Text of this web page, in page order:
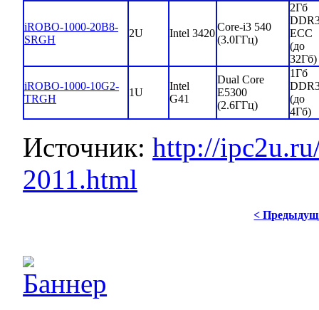
iROBO-1000-20B8-
SRGH
2U Intel 3420
Core-i3 540
(3.0ГГц)
2Гб
ECC
(до
32Гб)
iROBO-1000-10G2-
TRGH
1U
Intel
G41
Dual Core
E5300
(2.6ГГц)
1Гб
(до
4Гб)
Источник:http://
2011.html
<